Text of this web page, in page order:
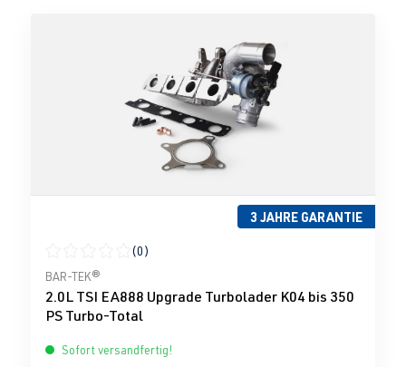
3 JAHRE GARANTIE
Durchschnittliche Bewertung von 0 von 5 Sternen
(0)
BAR-TEK®
2.0L TSI EA888 Upgrade Turbolader K04 bis 350
PS Turbo-Total
Sofort versandfertig!